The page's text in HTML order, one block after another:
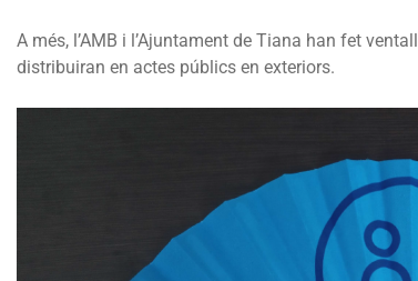
A més, l’AMB i l’Ajuntament de Tiana han fet
distribuiran en actes públics en exteriors.